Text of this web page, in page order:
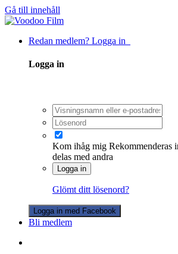
Gå till innehåll
Redan medlem? Logga in
Logga in
Kom ihåg mig Rekommenderas
delas med andra
Logga in
Glömt ditt lösenord?
Logga in med Facebook
Bli medlem